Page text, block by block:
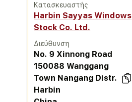
Κατασκευαστής
Harbin Sayyas Windows
Stock Co. Ltd.
Διεύθυνση
No. 9 Xinnong Road
150088 Wanggang
Town Nangang Distr.
Harbin